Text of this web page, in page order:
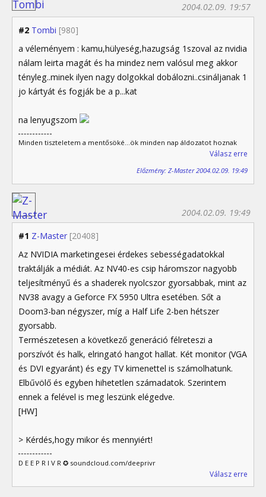
#2 Tombi [980]
2004.02.09. 19:57
a véleményem : kamu,hülyeség,hazugság 1szoval az nvidia
nálam leirta magát és ha mindez nem valósul meg akkor
tényleg..minek ilyen nagy dolgokkal dobálozni..csináljanak 1
jo kártyát és fogják be a p...kat
na lenyugszom
Minden tiszteletem a mentősöké...ök minden nap áldozatot hoznak
Válasz erre
Előzmény: Z-Master 2004.02.09. 19:49
#1 Z-Master [20408]
2004.02.09. 19:49
Az NVIDIA marketingesei érdekes sebességadatokkal
traktálják a médiát. Az NV40-es csip háromszor nagyobb
teljesítményű és a shaderek nyolcszor gyorsabbak, mint az
NV38 avagy a Geforce FX 5950 Ultra esetében. Sőt a
Doom3-ban négyszer, míg a Half Life 2-ben hétszer
gyorsabb.
Természetesen a következő generáció félreteszi a
porszívót és halk, elringató hangot hallat. Két monitor (VGA
és DVI egyaránt) és egy TV kimenettel is számolhatunk.
Elbűvölő és egyben hihetetlen számadatok. Szerintem
ennek a felével is meg leszünk elégedve.
[HW]
> Kérdés,hogy mikor és mennyiért!
D E E P R I V R ✪ soundcloud.com/deeprivr
Válasz erre